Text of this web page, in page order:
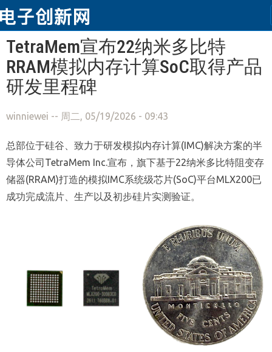
跳转到主要内容
TetraMem宣布22纳米多比特
RRAM模拟内存计算SoC取得产品
研发里程碑
winniewei -- 周二, 05/19/2026 - 09:43
总部位于硅谷、致力于研发模拟内存计算(IMC)解决方案的半
导体公司TetraMem Inc.宣布，旗下基于22纳米多比特阻变存
储器(RRAM)打造的模拟IMC系统级芯片(SoC)平台MLX200已
成功完成流片、生产以及初步硅片实测验证。